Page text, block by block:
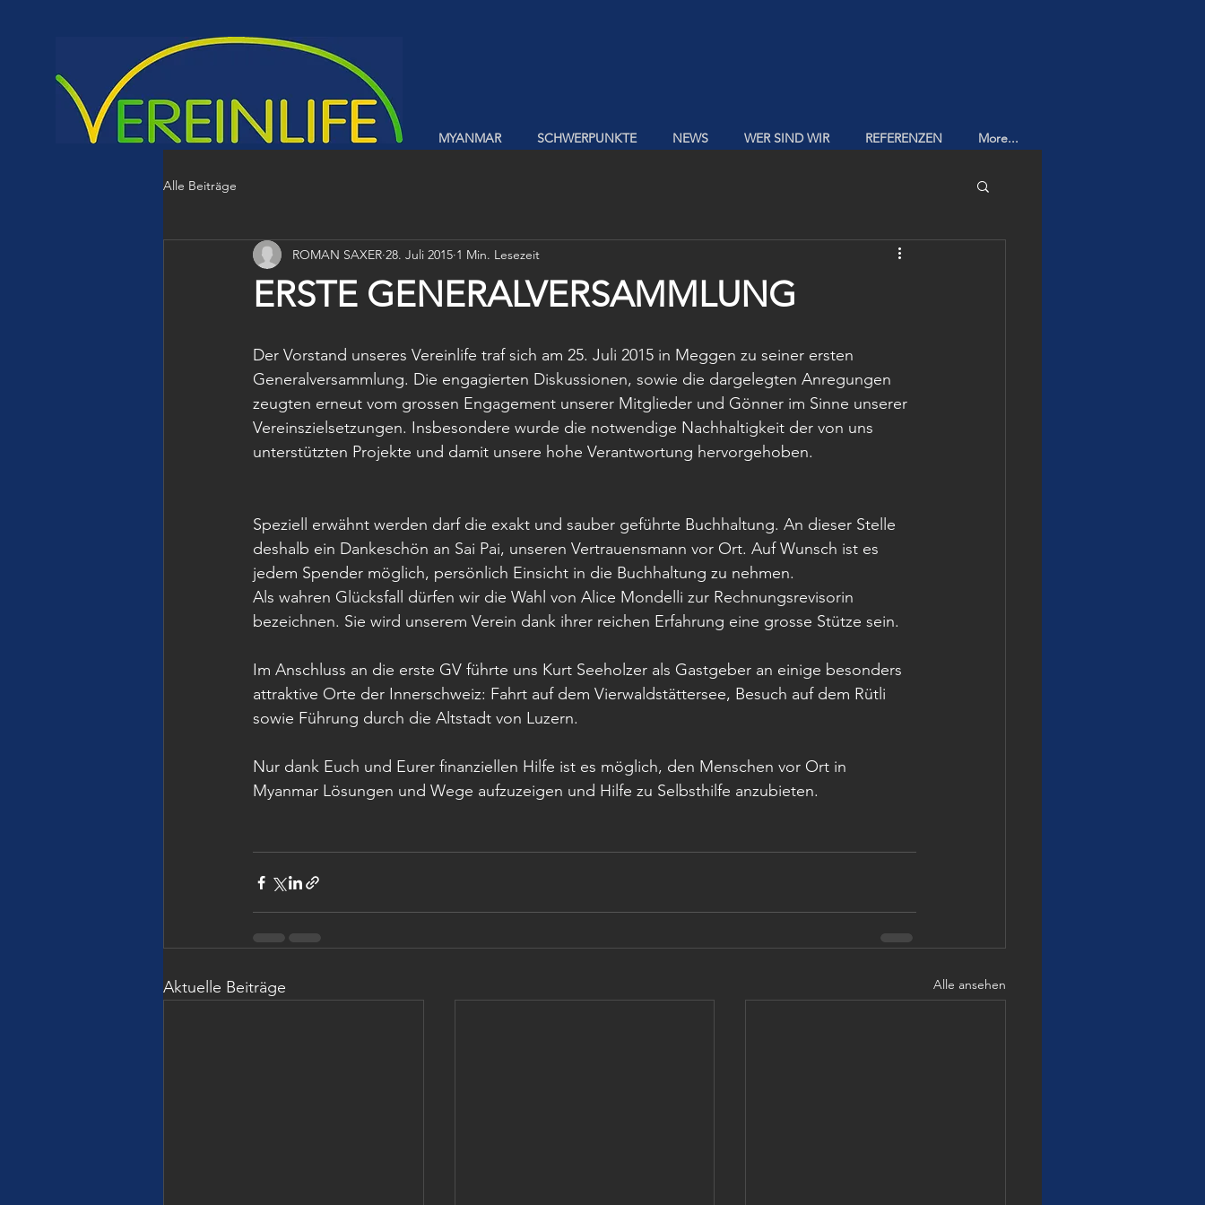
MYANMAR SCHWERPUNKTE NEWS WER SIND WIR REFERENZEN More...
Alle Beiträge
ERSTE GENERALVERSAMMLUNG
ROMAN SAXER 28. Juli 2015 1 Min. Lesezeit
Der Vorstand unseres Vereinlife traf sich am 25. Juli 2015 in Meggen zu seiner ersten
Generalversammlung. Die engagierten Diskussionen, sowie die dargelegten Anregungen
zeugten erneut vom grossen Engagement unserer Mitglieder und Gönner im Sinne unserer
Vereinszielsetzungen. Insbesondere wurde die notwendige Nachhaltigkeit der von uns
unterstützten Projekte und damit unsere hohe Verantwortung hervorgehoben.
Speziell erwähnt werden darf die exakt und sauber geführte Buchhaltung. An dieser Stelle
deshalb ein Dankeschön an Sai Pai, unseren Vertrauensmann vor Ort. Auf Wunsch ist es
jedem Spender möglich, persönlich Einsicht in die Buchhaltung zu nehmen.
Als wahren Glücksfall dürfen wir die Wahl von Alice Mondelli zur Rechnungsrevisorin
bezeichnen. Sie wird unserem Verein dank ihrer reichen Erfahrung eine grosse Stütze sein.
Im Anschluss an die erste GV führte uns Kurt Seeholzer als Gastgeber an einige besonders
attraktive Orte der Innerschweiz: Fahrt auf dem Vierwaldstättersee, Besuch auf dem Rütli
sowie Führung durch die Altstadt von Luzern.
Nur dank Euch und Eurer finanziellen Hilfe ist es möglich, den Menschen vor Ort in
Myanmar Lösungen und Wege aufzuzeigen und Hilfe zu Selbsthilfe anzubieten.
Aktuelle Beiträge Alle ansehen